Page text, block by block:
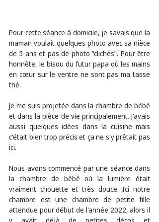
Pour cette séance à domicile, je savais que la
maman voulait quelques photo avec sa nièce
de 5 ans et pas de photo "clichés". Pour être
honnête, le bisou du futur papa où les mains
en cœur sur le ventre ne sont pas ma tasse
thé.
Je me suis projetée dans la chambre de bébé
et dans la pièce de vie principalement. J'avais
aussi quelques idées dans la cuisine mais
c'était bien trop précis et ça ne s'y prêtait pas
ici.
Nous avons commencé par une séance dans
la chambre de bébé où la lumière était
vraiment chouette et très douce. Ici notre
chambre est une chambre de petite fille
attendue pour début de l'année 2022, alors il